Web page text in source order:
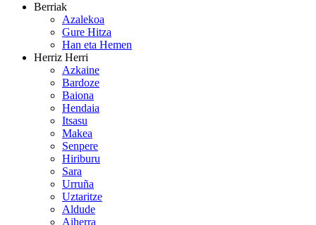
Berriak
Azalekoa
Gure Hitza
Han eta Hemen
Herriz Herri
Azkaine
Bardoze
Baiona
Hendaia
Itsasu
Makea
Senpere
Hiriburu
Sara
Urruña
Uztaritze
Aldude
Aiherra